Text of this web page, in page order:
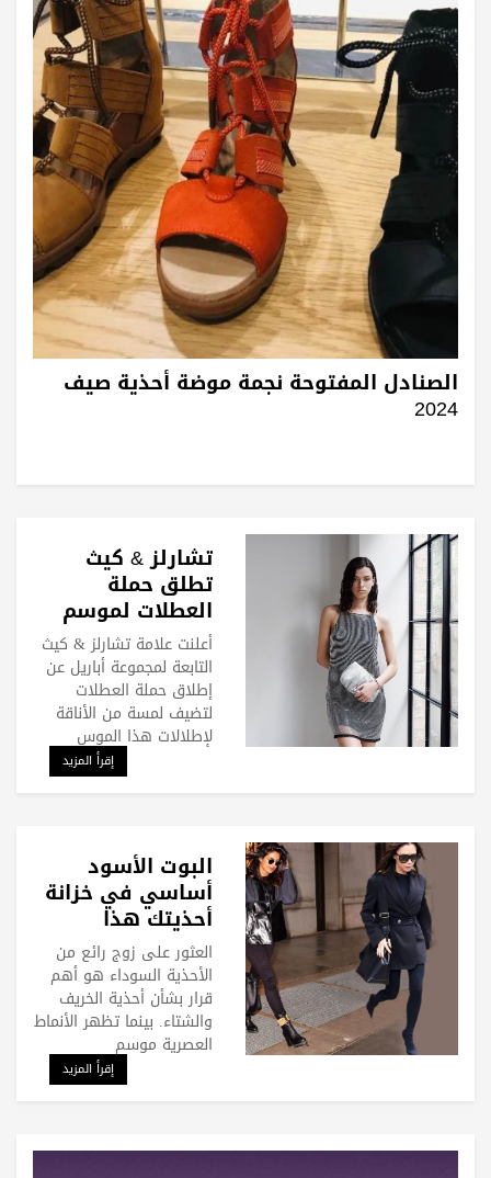
الصنادل المفتوحة نجمة موضة أحذية صيف
2024
تشارلز & كيث
تطلق حملة
العطلات لموسم
احتفالات مليء
بالأناقة
أعلنت علامة تشارلز & كيث
التابعة لمجموعة أباريل عن
إطلاق حملة العطلات
لتضيف لمسة من الأناقة
لإطلالات هذا الموس
إقرأ المزيد
البوت الأسود
أساسي في خزانة
أحذيتك هذا
الموسم
العثور على زوج رائع من
الأحذية السوداء هو أهم
قرار بشأن أحذية الخريف
والشتاء. بينما تظهر الأنماط
العصرية موسم
إقرأ المزيد